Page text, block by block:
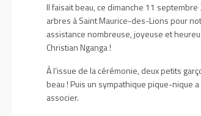
Il faisait beau, ce dimanche 11
arbres à Saint Maurice-des-Lions pour
assistance nombreuse, joyeuse et
Christian Nganga !
À l’issue de la cérémonie, deux petits
beau ! Puis un sympathique pique-nique
associer.